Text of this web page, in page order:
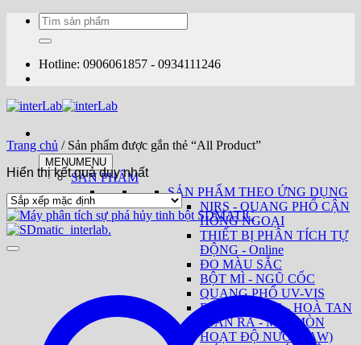
dung
Tìm
kiếm:
Hotline: 0906061857 - 0934111246
MENUMENU
SẢN PHẨM
SẢN PHẨM THEO ỨNG DỤNG
NIRS - QUANG PHỔ CẬN
HỒNG NGOẠI
THIẾT BỊ PHÂN TÍCH TỰ
ĐỘNG - Online
ĐO MÀU SẮC
BỘT MÌ - NGŨ CỐC
QUANG PHỔ UV-VIS
ĐO ĐỘ CỨNG - HOÀ TAN
- TAN RÃ - MÀI MÒN
HOẠT ĐỘ NƯỚC (AW)
Trang chủ /Sản phẩm được gắn thẻ “All Product”
Hiển thị kết quả duy nhất